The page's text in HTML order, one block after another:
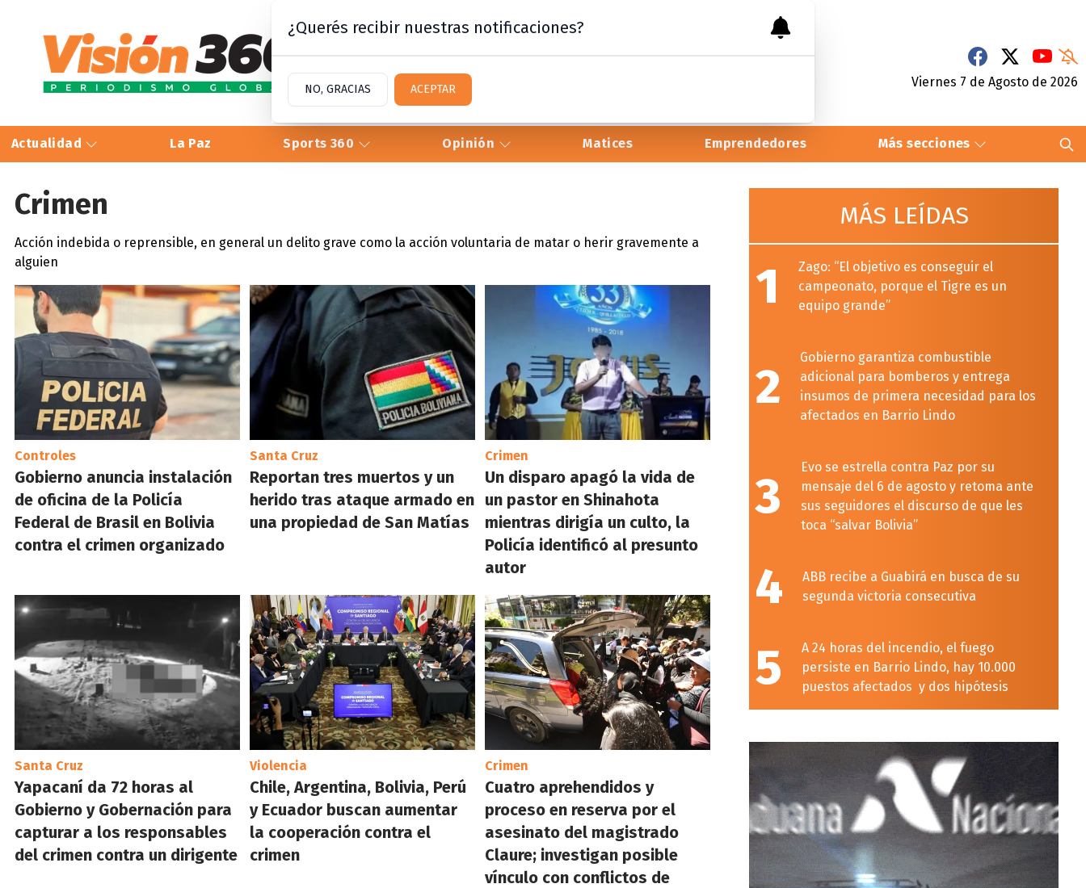
Viernes 7 de Agosto de 2026
Actualidad La Paz Sports 360 Opinión Matices Emprendedores Más secciones
Crimen
Acción indebida o reprensible, en general un delito grave como la acción voluntaria de matar o herir gravemente a
alguien
Controles
Gobierno anuncia instalación
de oficina de la Policía
Federal de Brasil en Bolivia
contra el crimen organizado
Santa Cruz
Reportan tres muertos y un
herido tras ataque armado en
una propiedad de San Matías
Crimen
Un disparo apagó la vida de
un pastor en Shinahota
mientras dirigía un culto, la
Policía identificó al presunto
autor
Santa Cruz
Yapacaní da 72 horas al
Gobierno y Gobernación para
capturar a los responsables
del crimen contra un dirigente
Violencia
Chile, Argentina, Bolivia, Perú
y Ecuador buscan aumentar
la cooperación contra el
crimen
Crimen
Cuatro aprehendidos y
proceso en reserva por el
asesinato del magistrado
Claure; investigan posible
vínculo con conflictos de
MÁS LEÍDAS
1
Zago: “El objetivo es conseguir el
campeonato, porque el Tigre es un
equipo grande”
2
Gobierno garantiza combustible
adicional para bomberos y entrega
insumos de primera necesidad para los
afectados en Barrio Lindo
3
Evo se estrella contra Paz por su
mensaje del 6 de agosto y retoma ante
sus seguidores el discurso de que les
toca “salvar Bolivia”
4
ABB recibe a Guabirá en busca de su
segunda victoria consecutiva
5
A 24 horas del incendio, el fuego
persiste en Barrio Lindo, hay 10.000
puestos afectados y dos hipótesis
¿Querés recibir nuestras notificaciones?
NO, GRACIAS ACEPTAR